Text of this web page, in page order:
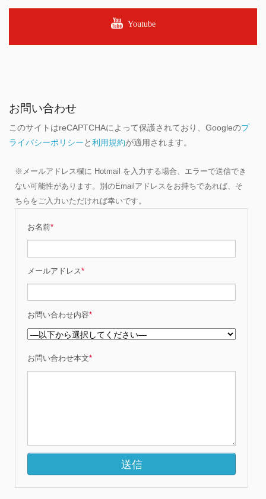
Youtube
お問い合わせ
このサイトはreCAPTCHAによって保護されており、Googleのプ
ライバシーポリシーと利用規約が適用されます。
※メールアドレス欄に Hotmail を入力する場合、エラーで送信でき
ない可能性があります。別のEmailアドレスをお持ちであれば、そ
ちらをご入力いただければ幸いです。
お名前*
メールアドレス*
お問い合わせ内容*
お問い合わせ本文*